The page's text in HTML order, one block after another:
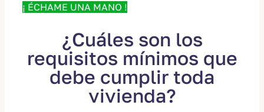
¡ ÉCHAME UNA MANO !
¿Cuáles son los
requisitos mínimos que
debe cumplir toda
vivienda?